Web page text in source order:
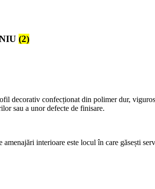
(2)
decorativ confecționat din polimer dur,
sau a unor defecte de finisare.
interioare este locul în care găsești